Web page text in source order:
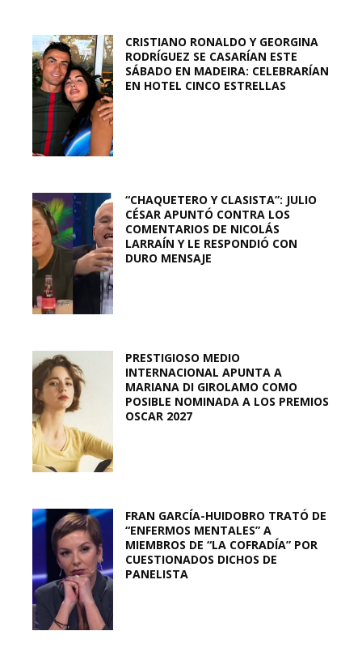
CRISTIANO RONALDO Y GEORGINA
RODRÍGUEZ SE CASARÍAN ESTE
SÁBADO EN MADEIRA: CELEBRARÍAN
EN HOTEL CINCO ESTRELLAS
“CHAQUETERO Y CLASISTA”: JULIO
CÉSAR APUNTÓ CONTRA LOS
COMENTARIOS DE NICOLÁS
LARRAÍN Y LE RESPONDIÓ CON
DURO MENSAJE
PRESTIGIOSO MEDIO
INTERNACIONAL APUNTA A
MARIANA DI GIROLAMO COMO
POSIBLE NOMINADA A LOS PREMIOS
OSCAR 2027
FRAN GARCÍA-HUIDOBRO TRATÓ DE
“ENFERMOS MENTALES” A
MIEMBROS DE “LA COFRADÍA” POR
CUESTIONADOS DICHOS DE
PANELISTA